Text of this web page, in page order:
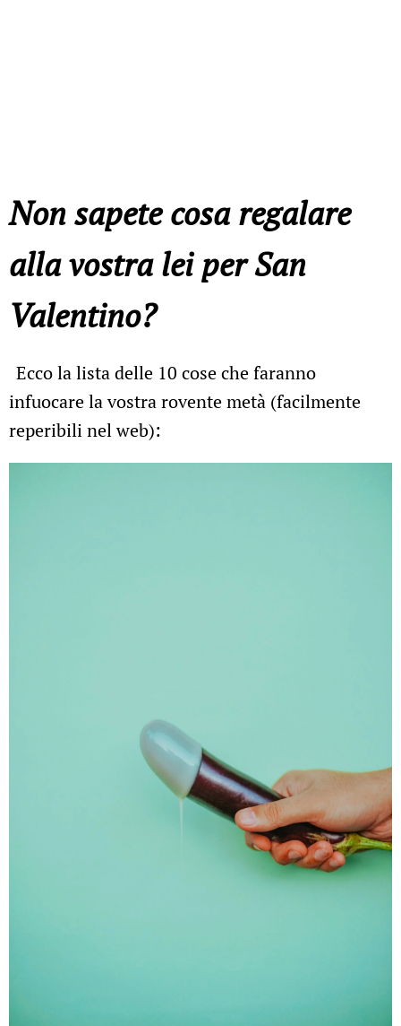
Non sapete cosa regalare
alla vostra lei per San
Valentino?
Ecco la lista delle 10 cose che faranno
infuocare la vostra rovente metà (facilmente
reperibili nel web):